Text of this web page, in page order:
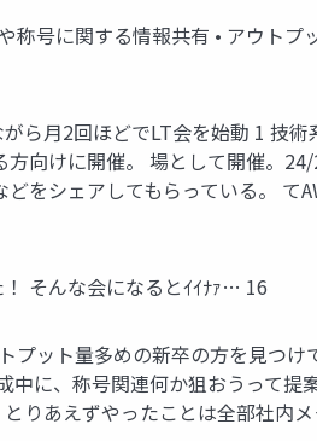
称号に関する情報共有 • アウト
ら月2回ほどでLT会を始動 1 技
向けに開催。 場として開催。
をシェアしてもらっている。
そんな会になるとｲｲﾅｧ… 16
プット量多めの新卒の方を見つ
中に、称号関連何か狙おうって
りあえずやったことは全部社内